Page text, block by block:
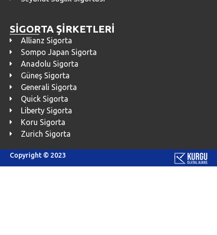
SİGORTA ŞİRKETLERİ
Allianz Sigorta
Sompo Japan Sigorta
Anadolu Sigorta
Güneş Sigorta
Generali Sigorta
Quick Sigorta
Liberty Sigorta
Koru Sigorta
Zurich Sigorta
Copyright © 2023